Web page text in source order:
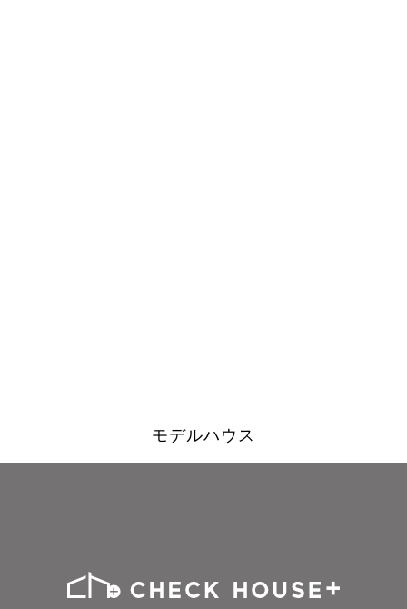
モデルハウス